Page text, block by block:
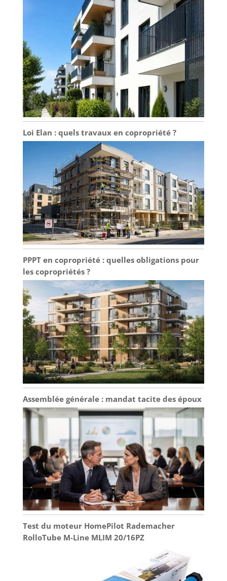
support de montage laid Contrôlable par
application : le contrôleur GrowHub est
compatible WiFi afin que vous puissiez contrôler
votre équipement de n'importe où, n'importe
quand via l'application. L'application étend les
capacités du contrôleur grâce à des recettes de
culture et d'autres paramètres extrêmement
puissants
Loi Elan : quels travaux en copropriété ?
PPPT en copropriété : quelles obligations pour
les copropriétés ?
Assemblée générale : mandat tacite des époux
Test du moteur HomePilot Rademacher
RolloTube M-Line MLIM 20/16PZ